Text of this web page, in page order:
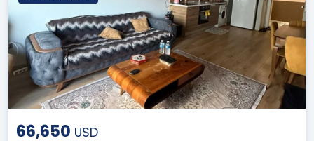
66,650 USD